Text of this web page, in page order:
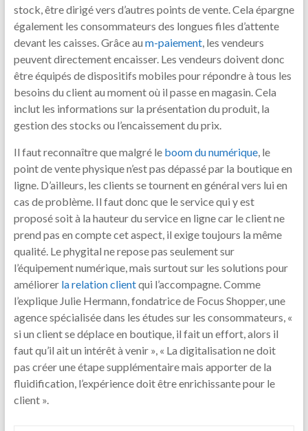
stock, être dirigé vers d’autres points de vente. Cela épargne
également les consommateurs des longues files d’attente
devant les caisses. Grâce au m-­paiement, les vendeurs
peuvent directement encaisser. Les vendeurs doivent donc
être équipés de dispositifs mobiles pour répondre à tous les
besoins du client au moment où il passe en magasin. Cela
inclut les informations sur la présentation du produit, la
gestion des stocks ou l’encaissement du prix.
Il faut reconnaître que malgré le boom du numérique, le
point de vente physique n’est pas dépassé par la boutique en
ligne. D’ailleurs, les clients se tournent en général vers lui en
cas de problème. Il faut donc que le service qui y est
proposé soit à la hauteur du service en ligne car le client ne
prend pas en compte cet aspect, il exige toujours la même
qualité. Le phygital ne repose pas seulement sur
l’équipement numérique, mais surtout sur les solutions pour
améliorer la relation clientqui l’accompagne. Comme
l’explique Julie Hermann, fondatrice de Focus Shopper, une
agence spécialisée dans les études sur les consommateurs, «
si un client se déplace en boutique, il fait un effort, alors il
faut qu’il ait un intérêt à venir », « La digitalisation ne doit
pas créer une étape supplémentaire mais apporter de la
fluidification, l’expérience doit être enrichissante pour le
client ».